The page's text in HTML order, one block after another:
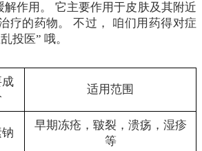
作用。 它主要作用于皮肤及其附近
疗的药物。 不过， 咱们用药得对症
投医” 哦。
适用范围
早期冻疮，皲裂，溃疡，湿疹
等